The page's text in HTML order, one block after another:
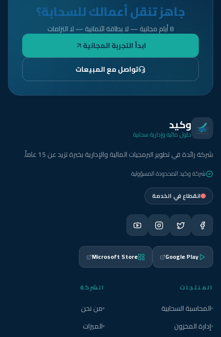
جاهز تنقل أعمالك للسحابة؟
8 أيام مجانية — لا بطاقة ائتمانية — لا التزامات
ابدأ التجربة المجانية
تواصل مع المبيعات
وكيد
حلول مالية وإدارية سحابية
شركة رائدة في تطوير البرمجيات المالية والإدارية بخبرة تزيد عن 15 عاماً.
شركة وكيد المحدودة المسؤولية
انقطاع في الخدمة
Google Play
Microsoft Store
المنتجات
المحاسبة السحابية
إدارة المخزون
الشركة
من نحن
الميزات